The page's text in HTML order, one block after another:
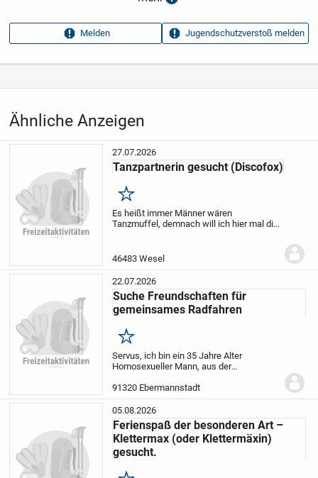
Ähnliche Anzeigen
27.07.2026
Tanzpartnerin gesucht (Discofox)
Merken
Es heißt immer Männer wären
Tanzmuffel, demnach will ich hier mal die
Discofox, alternativ würde ich auch Salsa
46483 Wesel
22.07.2026
Suche Freundschaften für
gemeinsames Radfahren
Merken
Servus, ich bin ein 35 Jahre Alter
Homosexueller Mann, aus der
mollig, sportlich unterwegs.
Radfahren und fahre alleine , mag radeln
in Lycra Rad...
91320 Ebermannstadt
05.08.2026
Ferienspaß der besonderen Art –
Klettermax (oder Klettermäxin)
gesucht.
Anzeigen­kennung
62a124ed
Aufrufe dieser
893
Freizeitaktivitäten
Melden Jugendschutzverstoß melden